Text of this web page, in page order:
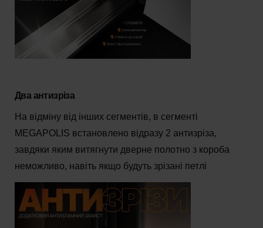
Два антизріза
На відміну від інших сегментів, в сегменті
MEGAPOLIS встановлено відразу 2 антизріза,
завдяки яким витягнути дверне полотно з короба
неможливо, навіть якщо будуть зрізані петлі